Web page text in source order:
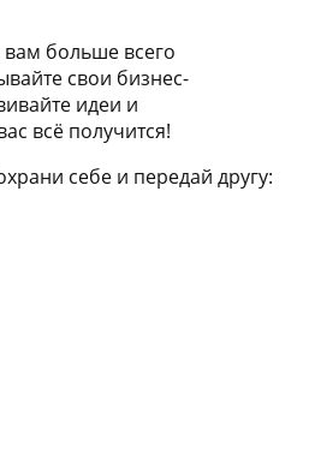
больше всего
свои бизнес-
идеи и
всё получится!
себе и передай другу: